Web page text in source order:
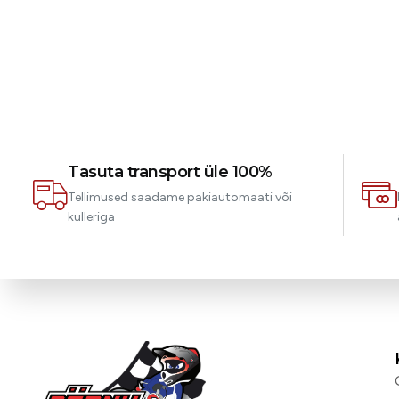
Tasuta transport üle 100%
Tellimused saadame pakiautomaati või
kulleriga